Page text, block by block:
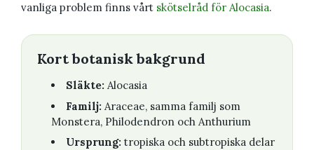
vanliga problem finns vårt skötselråd för Alocasia.
Kort botanisk bakgrund
Släkte: Alocasia
Familj: Araceae, samma familj som
Monstera, Philodendron och Anthurium
Ursprung: tropiska och subtropiska delar